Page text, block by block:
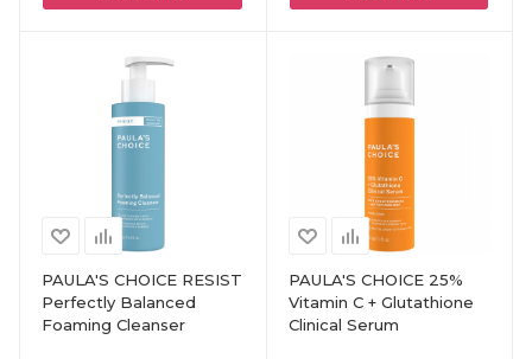
PAULA'S CHOICE RESIST
Perfectly Balanced
Foaming Cleanser
PAULA'S CHOICE 25%
Vitamin C + Glutathione
Clinical Serum